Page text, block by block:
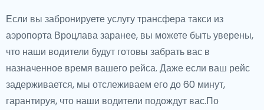
Если вы забронируете услугу трансфера такси из
аэропорта Вроцлава заранее, вы можете быть уверены,
что наши водители будут готовы забрать вас в
назначенное время вашего рейса. Даже если ваш рейс
задерживается, мы отслеживаем его до 60 минут,
гарантируя, что наши водители подождут вас.По